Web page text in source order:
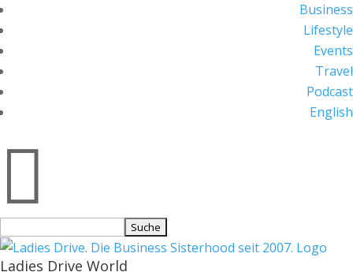
Business
Lifestyle
Events
Travel
Podcast
English

nach:
Ladies Drive World